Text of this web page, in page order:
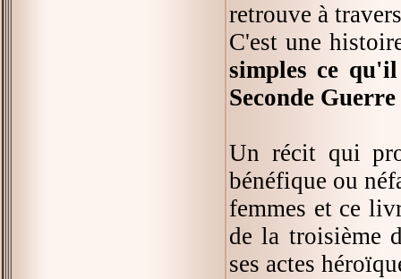
retrouve à
C'est une
simples ce
Seconde
Un récit qui
bénéfique ou
femmes et ce
de la troisième
ses actes